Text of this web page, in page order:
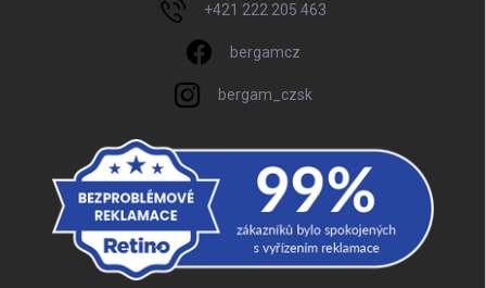
+421 222 205 463
bergamcz
bergam_czsk